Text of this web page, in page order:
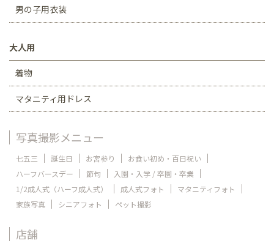
男の子用衣装
大人用
着物
マタニティ用ドレス
写真撮影メニュー
七五三 誕生日 お宮参り
お食い初め・百日祝い
ハーフバースデー
節句
入園・入学 / 卒園・卒業
1/2成人式（ハーフ成人式）
成人式フォト
マタニティフォト
家族写真
シニアフォト ペット撮影
店舗